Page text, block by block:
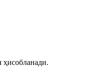
ҳисобланади.